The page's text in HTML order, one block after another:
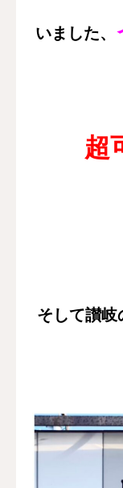
いました、
超
そして讃岐